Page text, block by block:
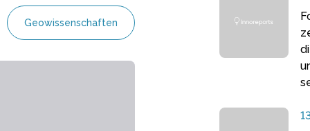
Geowissenschaften